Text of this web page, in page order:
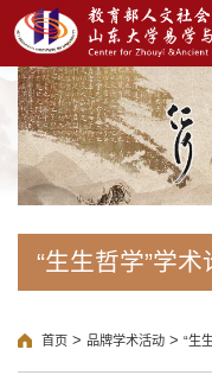
“生生哲学”学术
首页 > 品牌学术活动 > “生